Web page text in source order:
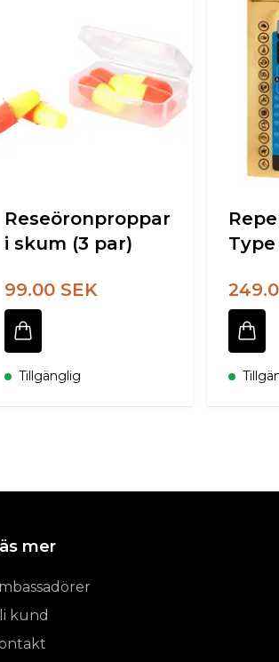
Reseöronproppar
i skum (3 par)
99.00 SEK
Tillgänglig
Type
mer
kund